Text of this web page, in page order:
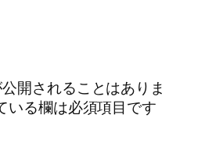
開されることはありま
いる欄は必須項目です